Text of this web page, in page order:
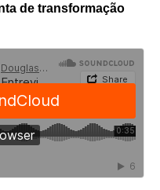
de transformação